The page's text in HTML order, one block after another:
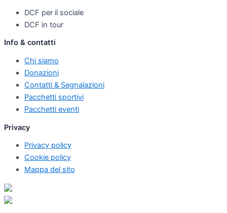
DCF per il sociale
DCF in tour
Info & contatti
Chi siamo
Donazioni
Contatti & Segnalazioni
Pacchetti sportivi
Pacchetti eventi
Privacy
Privacy policy
Cookie policy
Mappa del sito